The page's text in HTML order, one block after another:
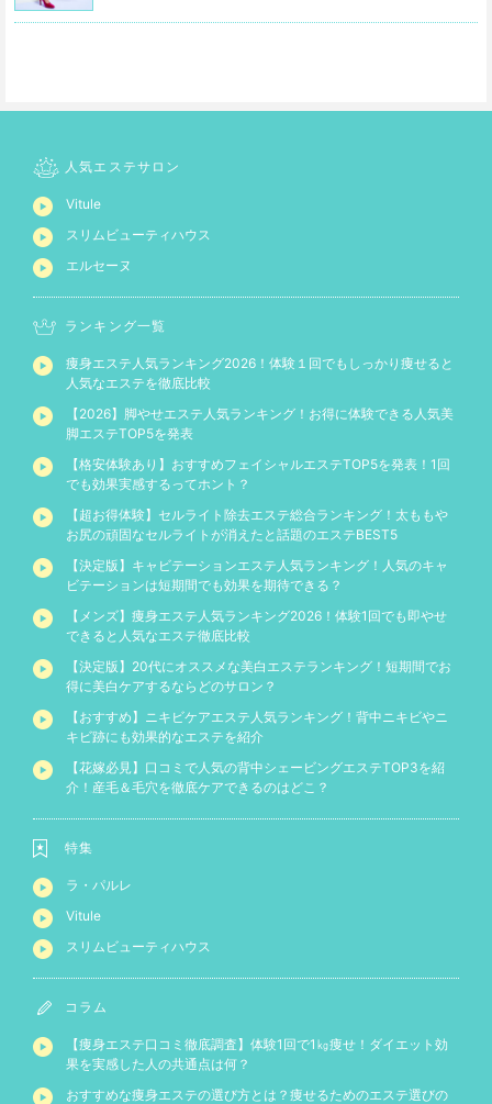
人気エステサロン
Vitule
スリムビューティハウス
エルセーヌ
ランキング一覧
痩身エステ人気ランキング2026！体験１回でもしっかり痩せると
人気なエステを徹底比較
【2026】脚やせエステ人気ランキング！お得に体験できる人気美
脚エステTOP5を発表
【格安体験あり】おすすめフェイシャルエステTOP5を発表！1回
でも効果実感するってホント？
【超お得体験】セルライト除去エステ総合ランキング！太ももや
お尻の頑固なセルライトが消えたと話題のエステBEST5
【決定版】キャビテーションエステ人気ランキング！人気のキャ
ビテーションは短期間でも効果を期待できる？
【メンズ】痩身エステ人気ランキング2026！体験1回でも即やせ
できると人気なエステ徹底比較
【決定版】20代にオススメな美白エステランキング！短期間でお
得に美白ケアするならどのサロン？
【おすすめ】ニキビケアエステ人気ランキング！背中ニキビやニ
キビ跡にも効果的なエステを紹介
【花嫁必見】口コミで人気の背中シェービングエステTOP3を紹
介！産毛＆毛穴を徹底ケアできるのはどこ？
特集
ラ・パルレ
Vitule
スリムビューティハウス
コラム
【痩身エステ口コミ徹底調査】体験1回で1㎏痩せ！ダイエット効
果を実感した人の共通点は何？
おすすめな痩身エステの選び方とは？痩せるためのエステ選びの